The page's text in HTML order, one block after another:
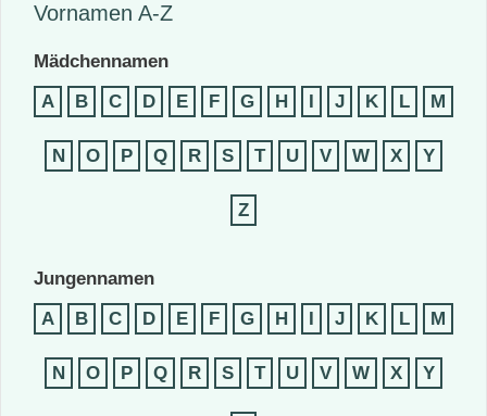
Vornamen A-Z
Mädchennamen
A
B C D E F G H J K L M
N O P Q R S T U V W X Y
Z
Jungennamen
A
B C D E F G H J K L M
N O P Q R S T U V W X Y